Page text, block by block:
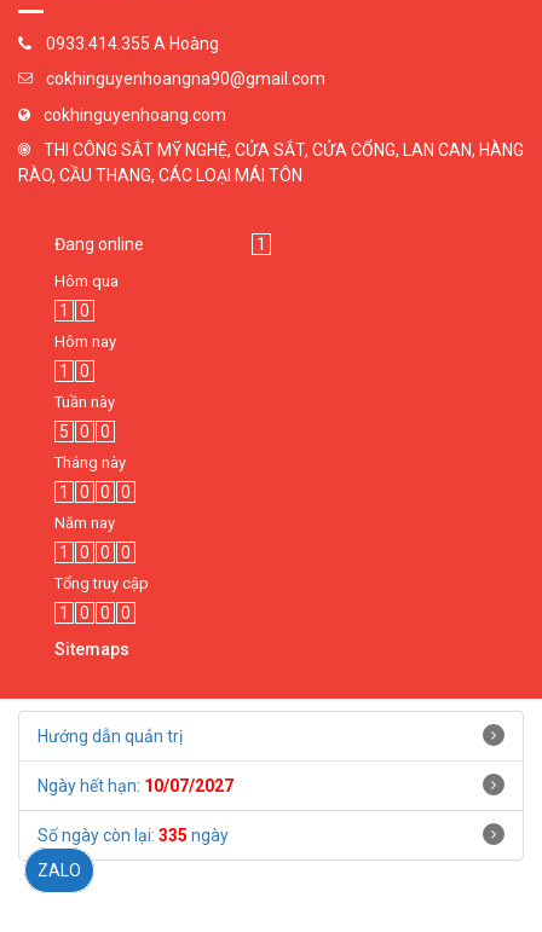
0933.414.355 A Hoàng
cokhinguyenhoangna90@gmail.com
cokhinguyenhoang.com
THI CÔNG SẮT MỸ NGHỆ, CỬA SẮT, CỬA CỔNG, LAN CAN, HÀNG
RÀO, CẦU THANG, CÁC LOẠI MÁI TÔN
Đang online 1
Hôm qua
1 0
Hôm nay
1 0
Tuần này
5 0 0
Tháng này
1 0 0 0
Năm nay
1 0 0 0
Tổng truy cập
1 0 0
0
Sitemaps
Hướng dẫn quản trị
Ngày hết hạn: 10/07/2027
Số ngày còn lại: 335 ngày
ZALO